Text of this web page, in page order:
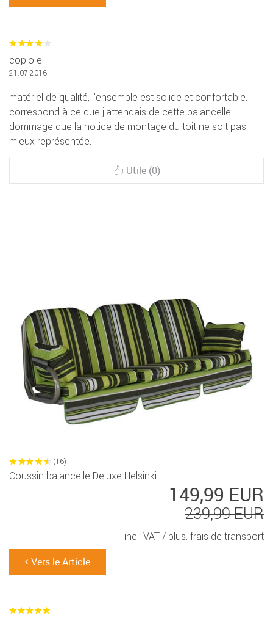
coplo e.
21.07.2016
matériel de qualité, l'ensemble est solide et confortable.
correspond à ce que j'attendais de cette balancelle.
dommage que la notice de montage du toit ne soit pas
mieux représentée.
Utile (0)
(16)
Coussin balancelle Deluxe Helsinki
149,99 EUR
239,99 EUR
incl. VAT / plus. frais de transport
Vers le Article